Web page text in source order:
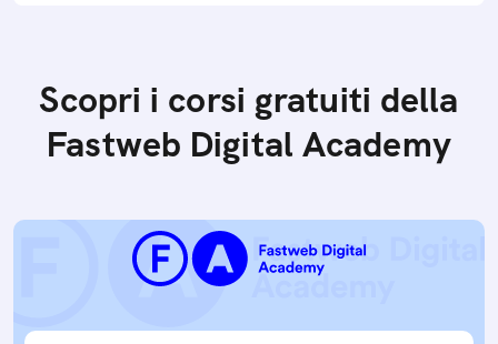
Scopri i corsi gratuiti della
Fastweb Digital Academy